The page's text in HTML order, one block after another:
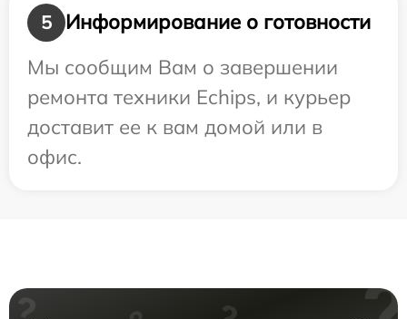
5
Информирование о готовности
Мы сообщим Вам о завершении
ремонта техники Echips, и курьер
доставит ее к вам домой или в
офис.